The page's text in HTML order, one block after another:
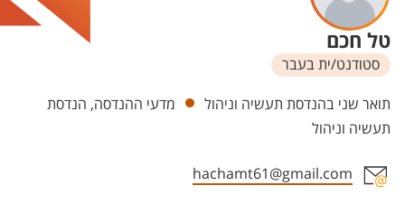
טל חכם
סטודנט/ית בעבר
יחידות
תואר שני בהנדסת תעשיה וניהול
מדעי ההנדסה, הנדסת
תעשיה וניהול
hachamt61@gmail.com